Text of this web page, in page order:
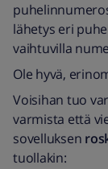
lähetys eri
vaihtuvilla
Ole hyvä,
Voisihan tuo
varmista että
sovelluksen
tuollakin: